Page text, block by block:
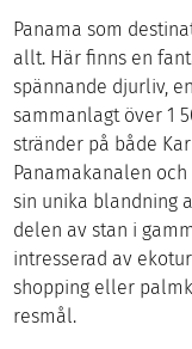
Panama som
allt. Här finns en
spännande djurliv,
sammanlagt över 1
stränder på både
Panamakanalen
sin unika blandning
delen av stan i
intresserad av
shopping eller
resmål.